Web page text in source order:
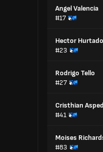
Angel Valencia
#17
Hector Hurtado
#23
Rodrigo Tello
#27
Cristhian
#41
Moises
#83